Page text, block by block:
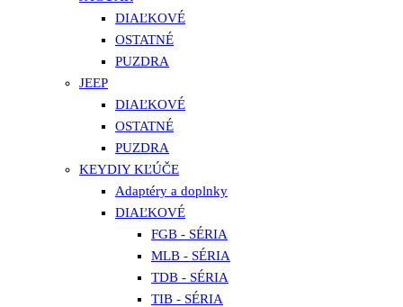
DIAĽKOVÉ
OSTATNÉ
PUZDRA
JEEP
DIAĽKOVÉ
OSTATNÉ
PUZDRA
KEYDIY KĽÚČE
Adaptéry a doplnky
DIAĽKOVÉ
FGB - SÉRIA
MLB - SÉRIA
TDB - SÉRIA
TIB - SÉRIA